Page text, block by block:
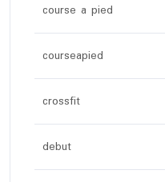
course a pied
courseapied
crossfit
debut